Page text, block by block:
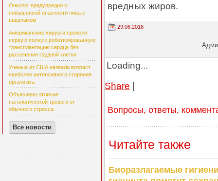
Онколог предупредил о
повышенной опасности пива с
шашлыком
Американские хирурги провели
первую полную роботизированную
трансплантацию сердца без
рассечения грудной клетки
Ученые из США назвали возраст
наиболее интенсивного старения
организма
Объяснено отличие
патологической тревоги от
обычного стресса
Все новости
вредных жиров.
29.06.2016
Loading...
Share |
Вопросы, ответы,
Читайте также
Биоразлагаемые